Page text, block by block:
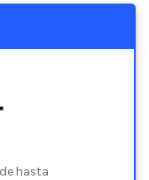
hasta